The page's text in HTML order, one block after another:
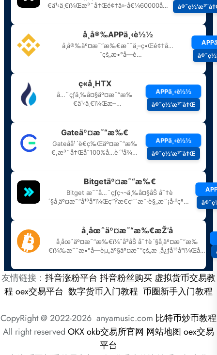
友情链接： 抖音涨粉平台 抖音粉丝购买虚拟货币交易教
程oex交易平台 数字货币入门教程 币圈新手入门教程
CopyRight @ 2022-2026 anyamusic.com 比特币炒币教程
All right reserved OKXokb交易所官网 网站地图 oex交易
平台